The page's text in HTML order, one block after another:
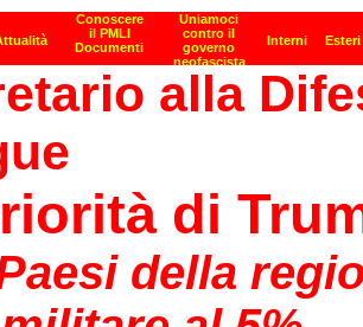
alla
di
della